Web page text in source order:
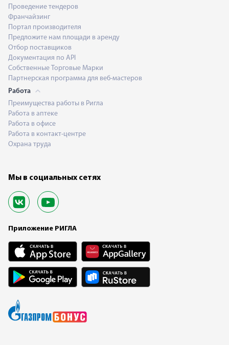
Проведение тендеров
Франчайзинг
Портал производителя
Предложите нам площади в аренду
Отбор поставщиков
Документация по API
Собственные Торговые Марки
Партнерская программа для веб-мастеров
Работа
Преимущества работы в Ригла
Работа в аптеке
Работа в офисе
Работа в контакт-центре
Охрана труда
Мы в социальных сетях
Приложение РИГЛА